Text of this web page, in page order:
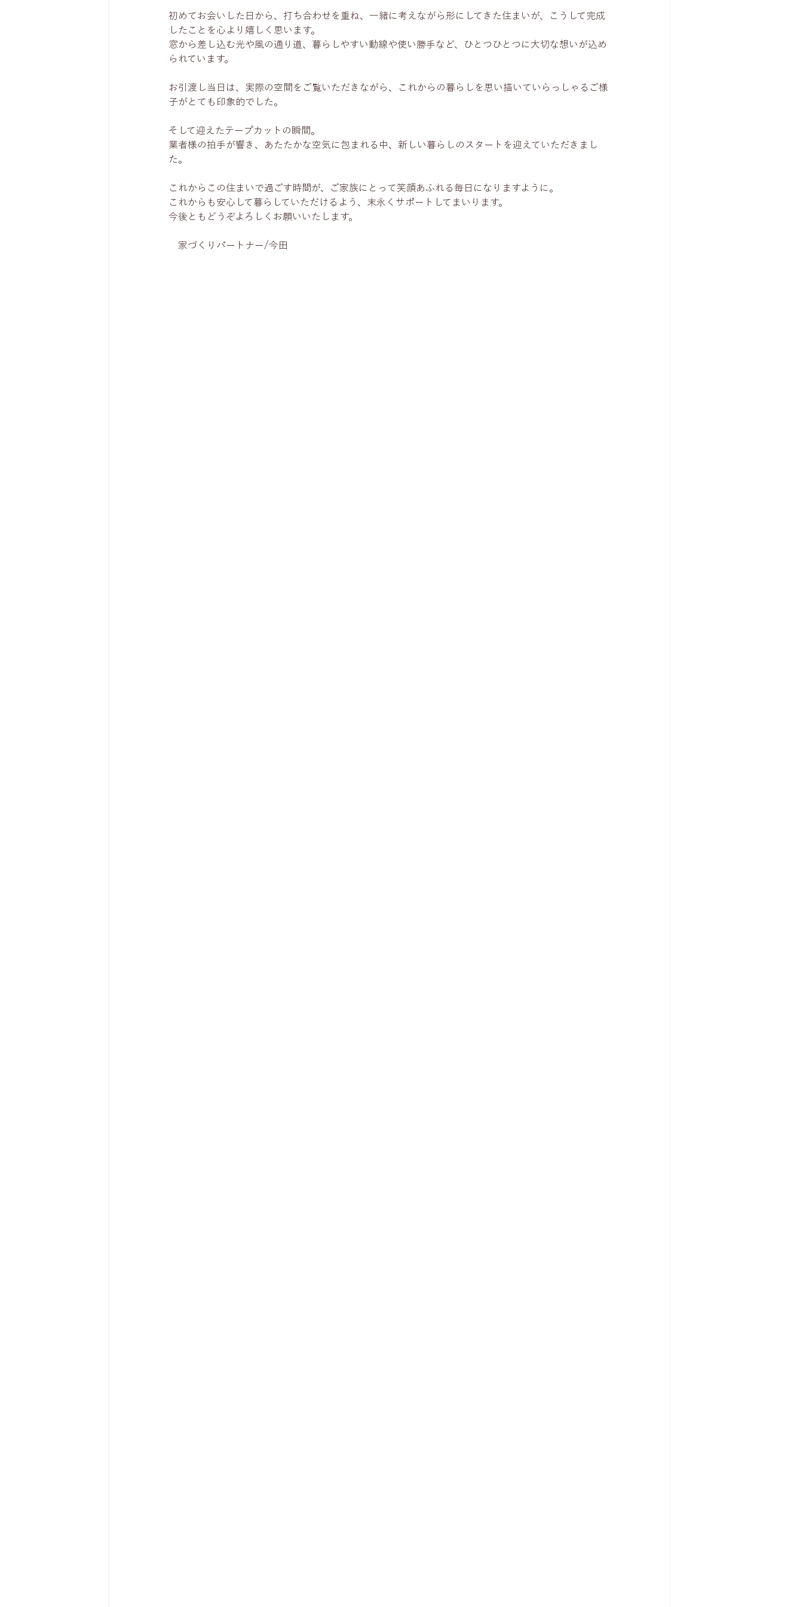
初めてお会いした日から、打ち合わせを重ね、一緒に考えながら形にしてきた住まいが、こうして完成
したことを心より嬉しく思います。
窓から差し込む光や風の通り道、暮らしやすい動線や使い勝手など、ひとつひとつに大切な想いが込め
られています。
お引渡し当日は、実際の空間をご覧いただきながら、これからの暮らしを思い描いていらっしゃるご様
子がとても印象的でした。
そして迎えたテープカットの瞬間。
業者様の拍手が響き、あたたかな空気に包まれる中、新しい暮らしのスタートを迎えていただきまし
た。
これからこの住まいで過ごす時間が、ご家族にとって笑顔あふれる毎日になりますように。
これからも安心して暮らしていただけるよう、末永くサポートしてまいります。
今後ともどうぞよろしくお願いいたします。
家づくりパートナー/今田